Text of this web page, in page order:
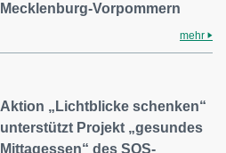
Mecklenburg-Vorpommern
mehr
Aktion „Lichtblicke schenken“
unterstützt Projekt „gesundes
Mittagessen“ des SOS-